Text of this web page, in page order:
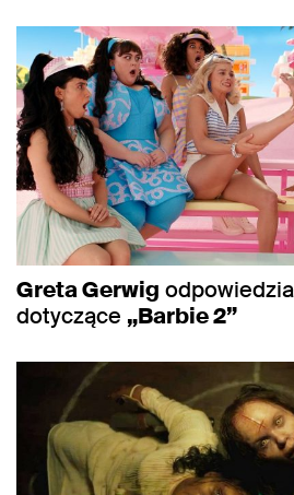
Greta Gerwig
dotyczące „Barbie 2”